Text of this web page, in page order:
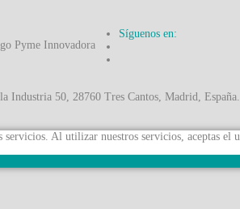
Síguenos en:
50, 28760 Tres Cantos, Madrid,
Al utilizar nuestros servicios, aceptas el